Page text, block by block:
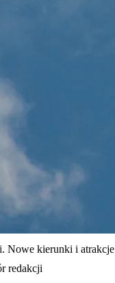
Nowe kierunki i atrakcje
redakcji